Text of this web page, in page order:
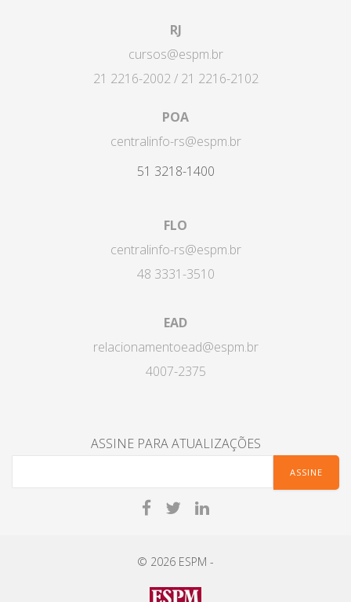
RJ
cursos@espm.br
21 2216-2002 / 21 2216-2102
POA
centralinfo-rs@espm.br
51 3218-1400
FLO
centralinfo-rs@espm.br
48 3331-3510
EAD
relacionamentoead@espm.br
4007-2375
ASSINE PARA ATUALIZAÇÕES
© 2026 ESPM -